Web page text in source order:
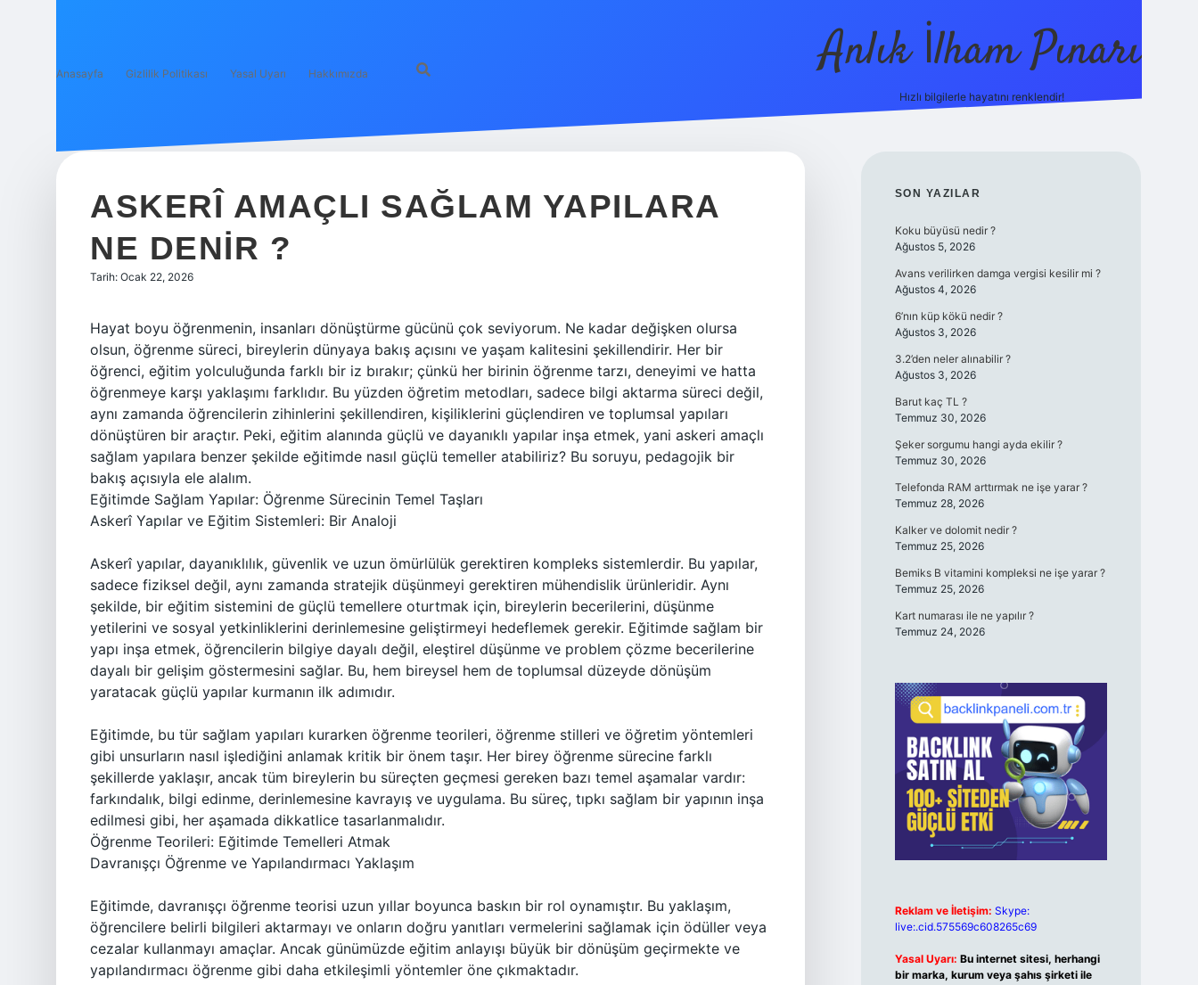
Anasayfa Gizlilik Politikası Yasal Uyarı Hakkımızda Anlık İlham Pınarı
Hızlı bilgilerle hayatını renklendir!
ASKERÎ AMAÇLI SAĞLAM YAPILARA
NE DENIR ?
Tarih: Ocak 22, 2026
Hayat boyu öğrenmenin, insanları dönüştürme gücünü çok seviyorum. Ne kadar değişken olursa
olsun, öğrenme süreci, bireylerin dünyaya bakış açısını ve yaşam kalitesini şekillendirir. Her bir
öğrenci, eğitim yolculuğunda farklı bir iz bırakır; çünkü her birinin öğrenme tarzı, deneyimi ve hatta
öğrenmeye karşı yaklaşımı farklıdır. Bu yüzden öğretim metodları, sadece bilgi aktarma süreci değil,
aynı zamanda öğrencilerin zihinlerini şekillendiren, kişiliklerini güçlendiren ve toplumsal yapıları
dönüştüren bir araçtır. Peki, eğitim alanında güçlü ve dayanıklı yapılar inşa etmek, yani askeri amaçlı
sağlam yapılara benzer şekilde eğitimde nasıl güçlü temeller atabiliriz? Bu soruyu, pedagojik bir
bakış açısıyla ele alalım.
Eğitimde Sağlam Yapılar: Öğrenme Sürecinin Temel Taşları
Askerî Yapılar ve Eğitim Sistemleri: Bir Analoji
Askerî yapılar, dayanıklılık, güvenlik ve uzun ömürlülük gerektiren kompleks sistemlerdir. Bu yapılar,
sadece fiziksel değil, aynı zamanda stratejik düşünmeyi gerektiren mühendislik ürünleridir. Aynı
şekilde, bir eğitim sistemini de güçlü temellere oturtmak için, bireylerin becerilerini, düşünme
yetilerini ve sosyal yetkinliklerini derinlemesine geliştirmeyi hedeflemek gerekir. Eğitimde sağlam bir
yapı inşa etmek, öğrencilerin bilgiye dayalı değil, eleştirel düşünme ve problem çözme becerilerine
dayalı bir gelişim göstermesini sağlar. Bu, hem bireysel hem de toplumsal düzeyde dönüşüm
yaratacak güçlü yapılar kurmanın ilk adımıdır.
Eğitimde, bu tür sağlam yapıları kurarken öğrenme teorileri, öğrenme stilleri ve öğretim yöntemleri
gibi unsurların nasıl işlediğini anlamak kritik bir önem taşır. Her birey öğrenme sürecine farklı
şekillerde yaklaşır, ancak tüm bireylerin bu süreçten geçmesi gereken bazı temel aşamalar vardır:
farkındalık, bilgi edinme, derinlemesine kavrayış ve uygulama. Bu süreç, tıpkı sağlam bir yapının inşa
edilmesi gibi, her aşamada dikkatlice tasarlanmalıdır.
Öğrenme Teorileri: Eğitimde Temelleri Atmak
Davranışçı Öğrenme ve Yapılandırmacı Yaklaşım
Eğitimde, davranışçı öğrenme teorisi uzun yıllar boyunca baskın bir rol oynamıştır. Bu yaklaşım,
öğrencilere belirli bilgileri aktarmayı ve onların doğru yanıtları vermelerini sağlamak için ödüller veya
cezalar kullanmayı amaçlar. Ancak günümüzde eğitim anlayışı büyük bir dönüşüm geçirmekte ve
yapılandırmacı öğrenme gibi daha etkileşimli yöntemler öne çıkmaktadır.
SIDEBAR
SON YAZILAR
Koku büyüsü nedir ?
Ağustos 5, 2026
Avans verilirken damga vergisi kesilir mi ?
Ağustos 4, 2026
6’nın küp kökü nedir ?
Ağustos 3, 2026
3.2’den neler alınabilir ?
Ağustos 3, 2026
Barut kaç TL ?
Temmuz 30, 2026
Şeker sorgumu hangi ayda ekilir ?
Temmuz 30, 2026
Telefonda RAM arttırmak ne işe yarar ?
Temmuz 28, 2026
Kalker ve dolomit nedir ?
Temmuz 25, 2026
Bemiks B vitamini kompleksi ne işe yarar ?
Temmuz 25, 2026
Kart numarası ile ne yapılır ?
Temmuz 24, 2026
Reklam ve İletişim: Skype:
live:.cid.575569c608265c69
Yasal Uyarı: Bu internet sitesi, herhangi
bir marka, kurum veya şahıs şirketi ile